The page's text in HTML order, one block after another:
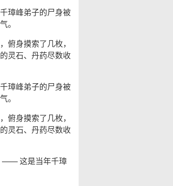
璋峰弟子的尸身被
。
俯身摸索了几枚，
灵石、丹药尽数收
璋峰弟子的尸身被
。
俯身摸索了几枚，
灵石、丹药尽数收
—— 这是当年千璋